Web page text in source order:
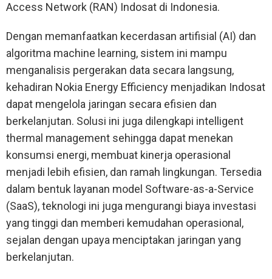
Access Network (RAN) Indosat di Indonesia.
Dengan memanfaatkan kecerdasan artifisial (AI) dan
algoritma machine learning, sistem ini mampu
menganalisis pergerakan data secara langsung,
kehadiran Nokia Energy Efficiency menjadikan Indosat
dapat mengelola jaringan secara efisien dan
berkelanjutan. Solusi ini juga dilengkapi intelligent
thermal management sehingga dapat menekan
konsumsi energi, membuat kinerja operasional
menjadi lebih efisien, dan ramah lingkungan. Tersedia
dalam bentuk layanan model Software-as-a-Service
(SaaS), teknologi ini juga mengurangi biaya investasi
yang tinggi dan memberi kemudahan operasional,
sejalan dengan upaya menciptakan jaringan yang
berkelanjutan.